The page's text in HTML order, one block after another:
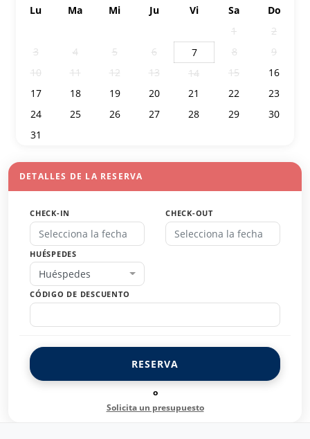
Lu
Ma Mi Ju Vi Sa
Do
1
2
3
4 5 6 7 8
9
10
11 12 13 14 15
16
17
18 19 20 21 22
23
24
25 26 27 28 29
30
31
DETALLES DE LA RESERVA
CHECK-IN CHECK-OUT
HUÉSPEDES
Huéspedes
CÓDIGO DE DESCUENTO
RESERVA
o
Solicita un presupuesto